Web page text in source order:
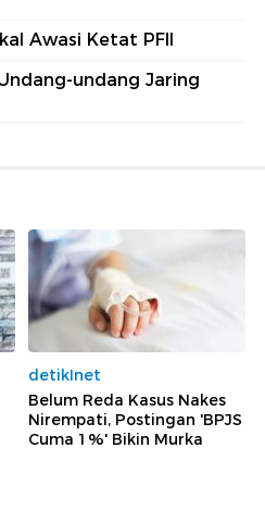
Awasi Ketat PFII
undang Jaring
detikInet
Belum Reda Kasus Nakes
Nirempati, Postingan 'BPJS
Cuma 1%' Bikin Murka